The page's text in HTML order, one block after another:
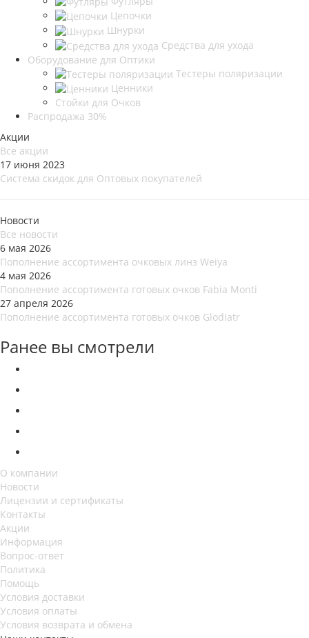
Цепочки
Шнурки
Средства для ухода
Оборудование для Оптики
Тестеры поляризации
Ценники
Стойки для Очков
Распродажа 30%
Акции
Все акции
17 июня 2023
Система скидок для Оптовых покупателей
Новости
Все новости
6 мая 2026
Пополнение ассортимента очковых линз Weiya
4 мая 2026
Пополнение ассортимента готовых очков Fabia Monti
27 апреля 2026
Пополнение ассортимента готовых очков Glodiatr
Ранее вы смотрели
О компании
Новости
Лицензии и сертификаты
Контакты
Акции
Информация
Вопрос-ответ
Политика
Помощь
Условия доставки
Условия оплаты
Условия возврата и обмена